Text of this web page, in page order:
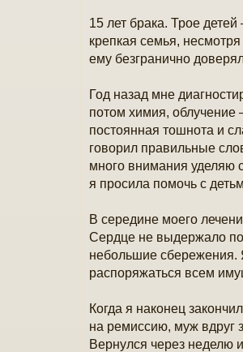
н
е
15 лет брака. Трое
крепкая семья,
ему безгранично
Год назад мне
потом химия, облучение
постоянная тошнота и
говорил правильные
много внимания уделяю
я просила помочь с
В середине моего
Сердце не выдержало
небольшие сбережения.
распоряжаться всем
Когда я наконец
на ремиссию, муж вдруг
Вернулся через неделю